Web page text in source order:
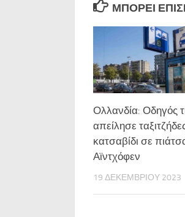
ΜΠΟΡΕΊ
Ολλανδία: Οδηγός
απείλησε
κατσαβίδι σε
Αϊντχόφεν
19 ΔΕΚΕΜΒΡΊΟΥ 2023